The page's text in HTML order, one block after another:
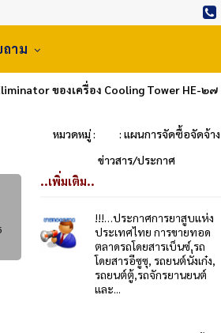
ถาม
ของเครื่อง Cooling Tower HE-๒๗
หมวดหมู่ :
: แผนการจัดซื้อจัดจ้าง
ข่าวสาร/ประกาศ
..เพิ่มเติม..
!!!…ประกาศการยาสูบแห่ง
ประเทศไทย การขายทอด
ตลาดรถโดยสารเบ็นซ์,รถ
โดยสารอีซูซุ, รถยนต์นั่งเก๋ง,
รถยนต์ตู้,รถจักรยานยนต์
และ...